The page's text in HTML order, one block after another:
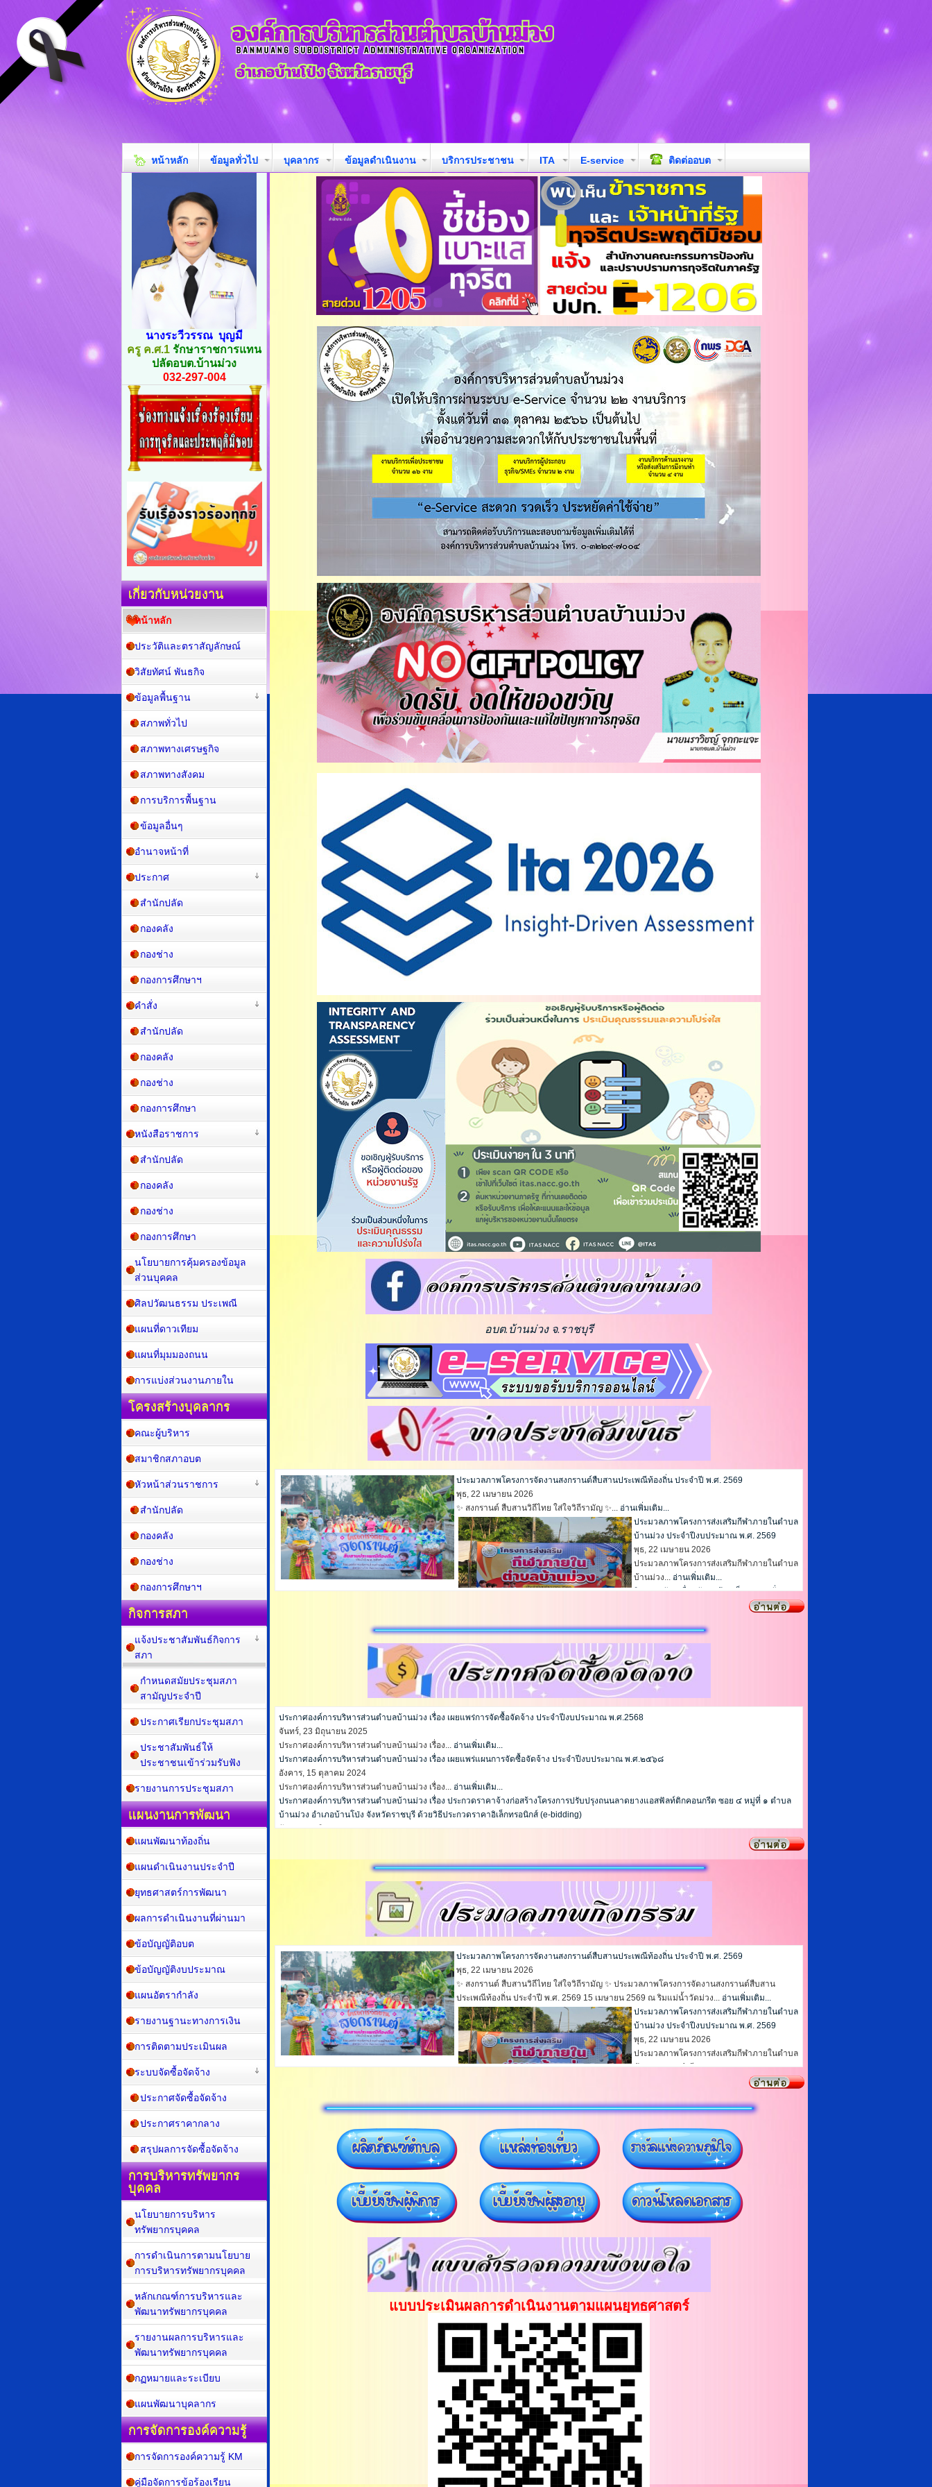
หน้าหลัก ข้อมูลทั่วไป บุคลากร ข้อมูลดำเนินงาน บริการประชาชน ITA E-service ติดต่ออบต
ประมวลภาพโครงการจัดงานสงกรานต์สืบสานประเพณีท้องถิ่น ประจำปี พ.ศ. 2569
พุธ, 22 เมษายน 2026
✨ สงกรานต์ สืบสานวิถีไทย ใส่ใจวิถีรามัญ ✨... อ่านเพิ่มเติม...
1 2 3 4 5
ประกาศองค์การบริหารส่วนตำบลบ้านม่วง เรื่อง เผยแพร่การจัดซื้อจัดจ้าง ประจำปีงบประมาณ พ.ศ.2568
จันทร์, 23 มิถุนายน 2025
ประกาศองค์การบริหารส่วนตำบลบ้านม่วง เรื่อง...อ่านเพิ่มเติม...
1 2 3 4 5
ประมวลภาพโครงการจัดงานสงกรานต์สืบสานประเพณีท้องถิ่น ประจำปี พ.ศ. 2569
พุธ, 22 เมษายน 2026
✨ สงกรานต์ สืบสานวิถีไทย ใส่ใจวิถีรามัญ ✨ ประมวลภาพโครงการจัดงานสงกรานต์สืบสาน
ประเพณีท้องถิ่น ประจำปี พ.ศ. 2569 15 เมษายน 2569 ณ ริมแม่น้ำวัดม่วง...อ่านเพิ่มเติม...
1
แบบประเมินผลการดำเนินงานตามแผนยุทธศาสตร์
นางระวีวรรณ บุญมี
ครู ค.ศ.1 รักษาราชการแทน
ปลัดอบต.บ้านม่วง
032-297-004
เกี่ยวกับหน่วยงาน
หน้าหลัก
ประวัติและตราสัญลักษณ์
วิสัยทัศน์ พันธกิจ
ข้อมูลพื้นฐาน
สภาพทั่วไป
สภาพทางเศรษฐกิจ
สภาพทางสังคม
การบริการพื้นฐาน
ข้อมูลอื่นๆ
อำนาจหน้าที่
ประกาศ
สำนักปลัด
กองคลัง
กองช่าง
กองการศึกษาฯ
คำสั่ง
สำนักปลัด
กองคลัง
กองช่าง
กองการศึกษา
หนังสือราชการ
สำนักปลัด
กองคลัง
กองช่าง
กองการศึกษา
นโยบายการคุ้มครองข้อมูล
ส่วนบุคคล
ศิลปวัฒนธรรม ประเพณี
แผนที่ดาวเทียม
แผนที่มุมมองถนน
การแบ่งส่วนงานภายใน
โครงสร้างบุคลากร
คณะผู้บริหาร
สมาชิกสภาอบต
หัวหน้าส่วนราชการ
สำนักปลัด
กองคลัง
กองช่าง
กองการศึกษาฯ
กิจการสภา
แจ้งประชาสัมพันธ์กิจการ
สภา
กำหนดสมัยประชุมสภา
สามัญประจำปี
ประกาศเรียกประชุมสภา
ประชาสัมพันธ์ให้
ประชาชนเข้าร่วมรับฟัง
รายงานการประชุมสภา
แผนงานการพัฒนา
แผนพัฒนาท้องถิ่น
แผนดำเนินงานประจำปี
ยุทธศาสตร์การพัฒนา
ผลการดำเนินงานที่ผ่านมา
ข้อบัญญัติอบต
ข้อบัญญัติงบประมาณ
แผนอัตรากำลัง
รายงานฐานะทางการเงิน
การติดตามประเมินผล
ระบบจัดซื้อจัดจ้าง
ประกาศจัดซื้อจัดจ้าง
ประกาศราคากลาง
สรุปผลการจัดซื้อจัดจ้าง
การบริหารทรัพยากร
บุคคล
นโยบายการบริหาร
ทรัพยากรบุคคล
การดำเนินการตามนโยบาย
การบริหารทรัพยากรบุคคล
หลักเกณฑ์การบริหารและ
พัฒนาทรัพยากรบุคคล
รายงานผลการบริหารและ
พัฒนาทรัพยากรบุคคล
กฏหมายและระเบียบ
แผนพัฒนาบุคลากร
การจัดการองค์ความรู้
การจัดการองค์ความรู้ KM